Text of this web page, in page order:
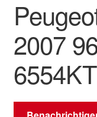
2007
6554KT